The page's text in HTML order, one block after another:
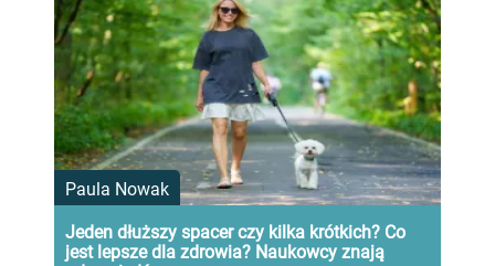
Paula Nowak
Jeden dłuższy spacer czy kilka krótkich? Co
jest lepsze dla zdrowia? Naukowcy znają